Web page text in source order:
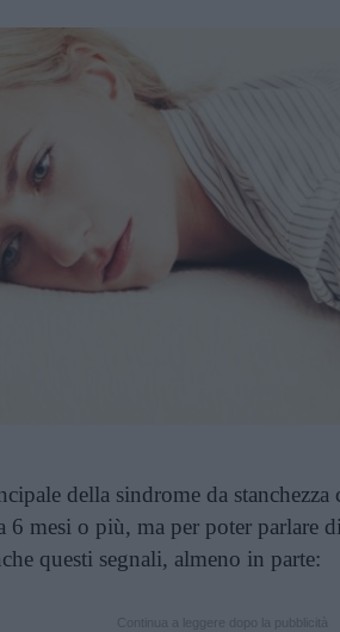
della sindrome da stanchezza
6 mesi o più, ma per poter parlare
questi segnali, almeno in parte: